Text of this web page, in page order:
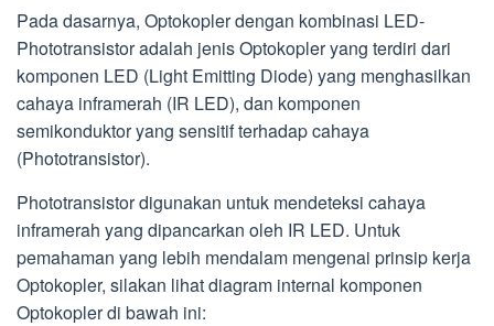
Pada dasarnya, Optokopler dengan kombinasi LED-
Phototransistor adalah jenis Optokopler yang terdiri dari
komponen LED (Light Emitting Diode) yang menghasilkan
cahaya inframerah (IR LED), dan komponen
semikonduktor yang sensitif terhadap cahaya
(Phototransistor).
Phototransistor digunakan untuk mendeteksi cahaya
inframerah yang dipancarkan oleh IR LED. Untuk
pemahaman yang lebih mendalam mengenai prinsip kerja
Optokopler, silakan lihat diagram internal komponen
Optokopler di bawah ini: